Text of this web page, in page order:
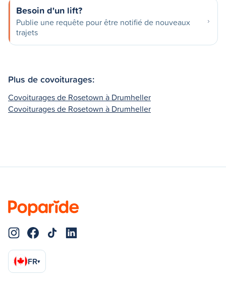
Besoin d'un lift?
Publie une requête pour être notifié de nouveaux
trajets
Plus de covoiturages:
Covoiturages de Rosetown à Drumheller
Covoiturages de Rosetown à Drumheller
FR▾